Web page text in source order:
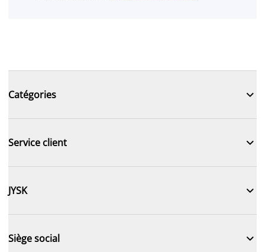
Catégories 
Service client 
JYSK 
Siège social 